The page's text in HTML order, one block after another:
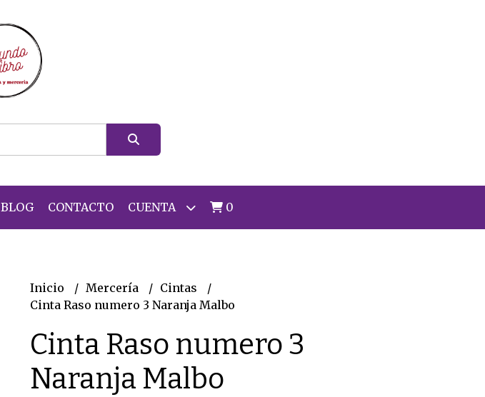
BLOG CONTACTO CUENTA 0
Inicio Mercería
Cintas
Cinta Raso numero 3 Naranja Malbo
Cinta Raso numero 3
Naranja Malbo